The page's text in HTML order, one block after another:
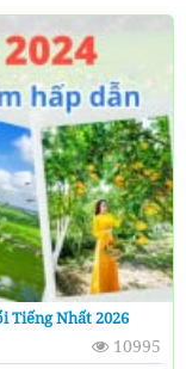
Tiếng Nhất 2026
10995